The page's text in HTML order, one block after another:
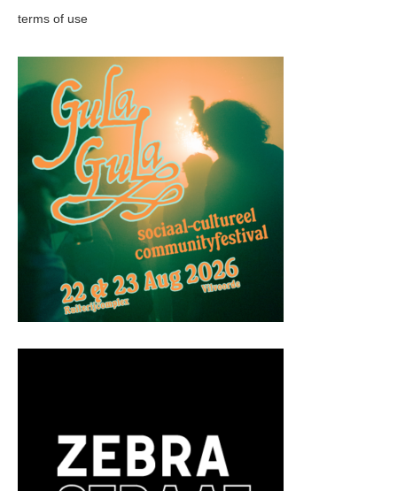
terms of use